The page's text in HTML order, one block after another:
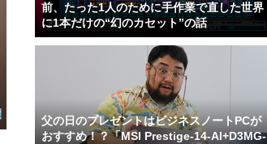
前、たった1人のために手作業で直した世界
に1本だけの“幻のカセット”の話
父の日のプレゼントはビジネスノートPCが
おすすめ！？「MSI Prestige-14-AI+D3MG-